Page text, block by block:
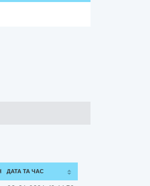
ДАТА ТА ЧАС